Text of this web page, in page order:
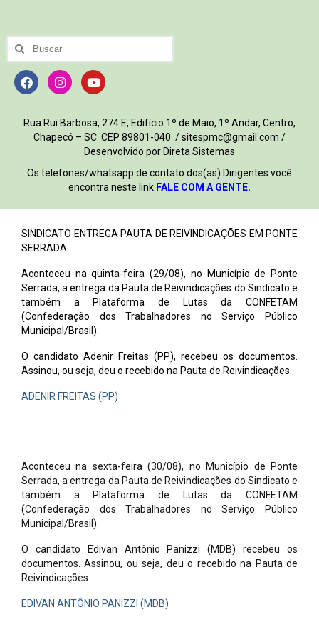
Rua Rui Barbosa, 274 E, Edifício 1º de Maio, 1º Andar, Centro,
Chapecó – SC. CEP 89801-040 / sitespmc@gmail.com /
Desenvolvido por Direta Sistemas
Os telefones/whatsapp de contato dos(as) Dirigentes você
encontra neste link FALE COM A GENTE.
SINDICATO ENTREGA PAUTA DE REIVINDICAÇÕES EM PONTE
SERRADA
Aconteceu na quinta-feira (29/08), no Município de Ponte
Serrada, a entrega da Pauta de Reivindicações do Sindicato e
também a Plataforma de Lutas da CONFETAM
(Confederação dos Trabalhadores no Serviço Público
Municipal/Brasil).
O candidato Adenir Freitas (PP), recebeu os documentos.
Assinou, ou seja, deu o recebido na Pauta de Reivindicações.
ADENIR FREITAS (PP)
Aconteceu na sexta-feira (30/08), no Município de Ponte
Serrada, a entrega da Pauta de Reivindicações do Sindicato e
também a Plataforma de Lutas da CONFETAM
(Confederação dos Trabalhadores no Serviço Público
Municipal/Brasil).
O candidato Edivan Antônio Panizzi (MDB) recebeu os
documentos. Assinou, ou seja, deu o recebido na Pauta de
Reivindicações.
EDIVAN ANTÔNIO PANIZZI (MDB)